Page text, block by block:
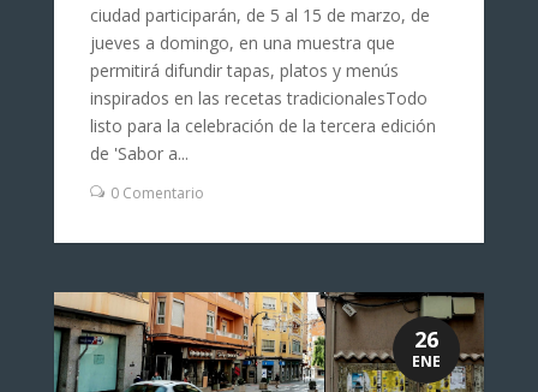
ciudad participarán, de 5 al 15 de marzo, de
jueves a domingo, en una muestra que
permitirá difundir tapas, platos y menús
inspirados en las recetas tradicionalesTodo
listo para la celebración de la tercera edición
de 'Sabor a...
0 Comentario
26
ENE